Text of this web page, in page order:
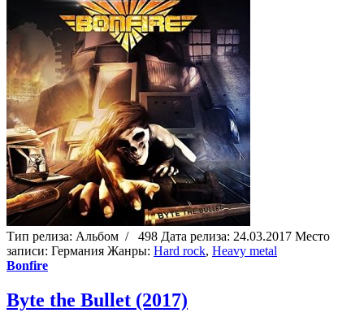
Тип релиза: Альбом / 498 Дата релиза: 24.03.2017 Место
записи: Германия Жанры: Hard rock, Heavy metal
Bonfire
Byte the Bullet (2017)